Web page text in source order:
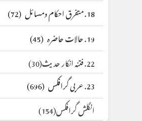
18. متفرق احکام ومسائل
(72)
19. حالات حاضرہ
(45)
22. فتنہ انکار حدیث
(30)
23. عربی گرافکس
(696)
انگلش گرافکس(154)